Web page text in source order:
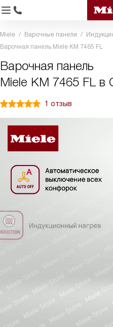
Miele Варочные панели
Варочная панель Miele KM 7465 FL
Варочная панель
Miele KM 7465 FL в
1 отзыв